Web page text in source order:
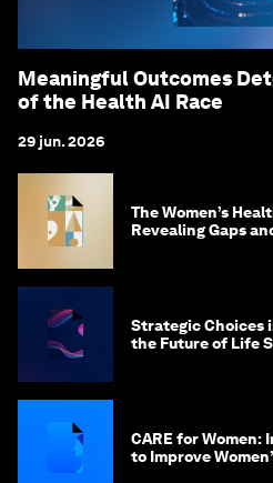
Meaningful Outcomes
of the Health AI Race
29 jun. 2026
The Women’s
Revealing Gaps
Strategic Choices
the Future of Life
CARE for Women:
to Improve